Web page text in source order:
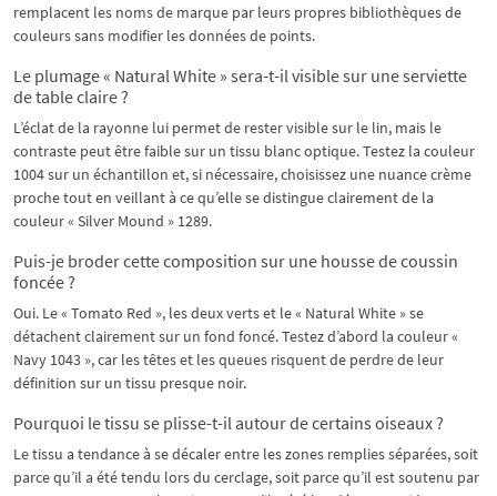
remplacent les noms de marque par leurs propres bibliothèques de
couleurs sans modifier les données de points.
Le plumage « Natural White » sera-t-il visible sur une serviette
de table claire ?
L’éclat de la rayonne lui permet de rester visible sur le lin, mais le
contraste peut être faible sur un tissu blanc optique. Testez la couleur
1004 sur un échantillon et, si nécessaire, choisissez une nuance crème
proche tout en veillant à ce qu’elle se distingue clairement de la
couleur « Silver Mound » 1289.
Puis-je broder cette composition sur une housse de coussin
foncée ?
Oui. Le « Tomato Red », les deux verts et le « Natural White » se
détachent clairement sur un fond foncé. Testez d’abord la couleur «
Navy 1043 », car les têtes et les queues risquent de perdre de leur
définition sur un tissu presque noir.
Pourquoi le tissu se plisse-t-il autour de certains oiseaux ?
Le tissu a tendance à se décaler entre les zones remplies séparées, soit
parce qu’il a été tendu lors du cerclage, soit parce qu’il est soutenu par